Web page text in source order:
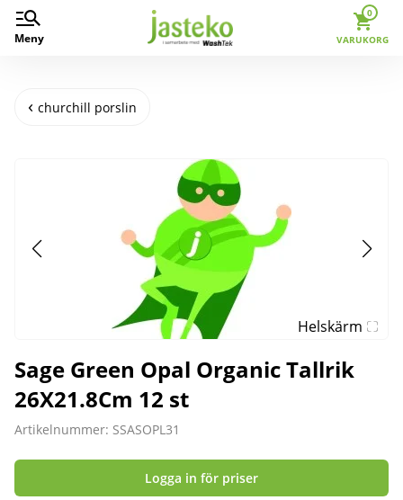
Meny
0
VARUKORG
churchill porslin
Helskärm
Sage Green Opal Organic Tallrik
26X21.8Cm 12 st
Artikelnummer: SSASOPL31
Logga in för priser